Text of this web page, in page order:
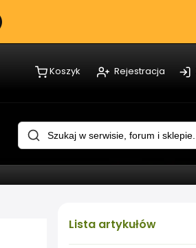
Koszyk Rejestracja
Lista artykułów